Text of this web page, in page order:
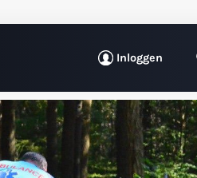
Inloggen